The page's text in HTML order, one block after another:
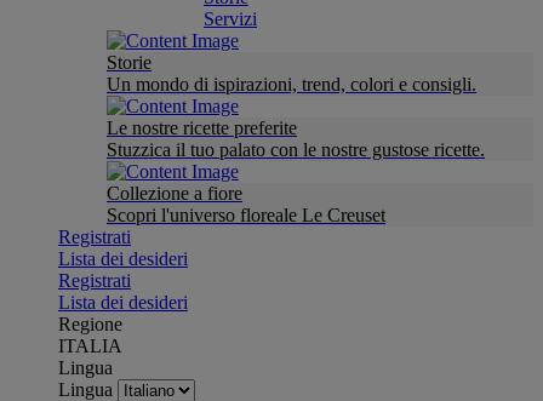
Servizi
Storie
Un mondo di ispirazioni, trend, colori e consigli.
Le nostre ricette preferite
Stuzzica il tuo palato con le nostre gustose ricette.
Collezione a fiore
Scopri l'universo floreale Le Creuset
Registrati
Lista dei desideri
Registrati
Lista dei desideri
Regione
ITALIA
Lingua
Lingua